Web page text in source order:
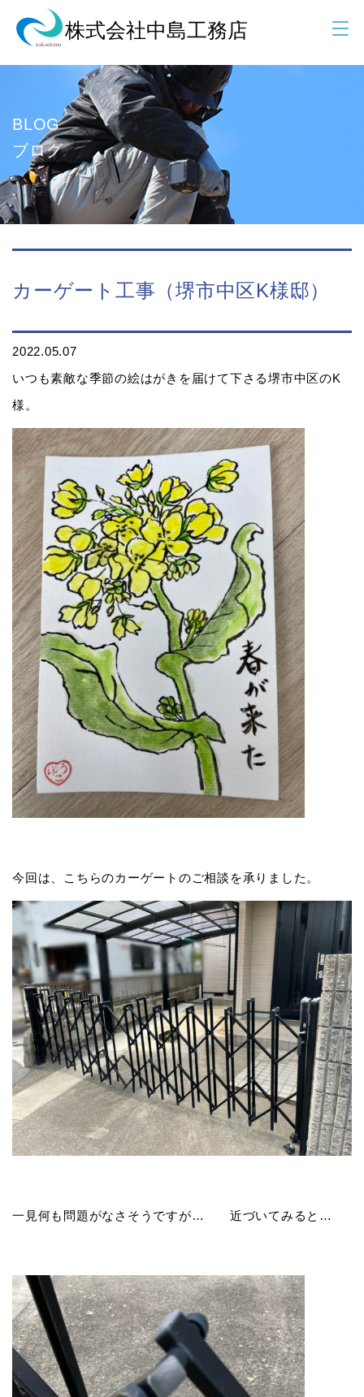
BLOG
ブログ
カーゲート工事（堺市中区K様邸）
2022.05.07
いつも素敵な季節の絵はがきを届けて下さる堺市中区のK
様。
今回は、こちらのカーゲートのご相談を承りました。
一見何も問題がなさそうですが… 近づいてみると…